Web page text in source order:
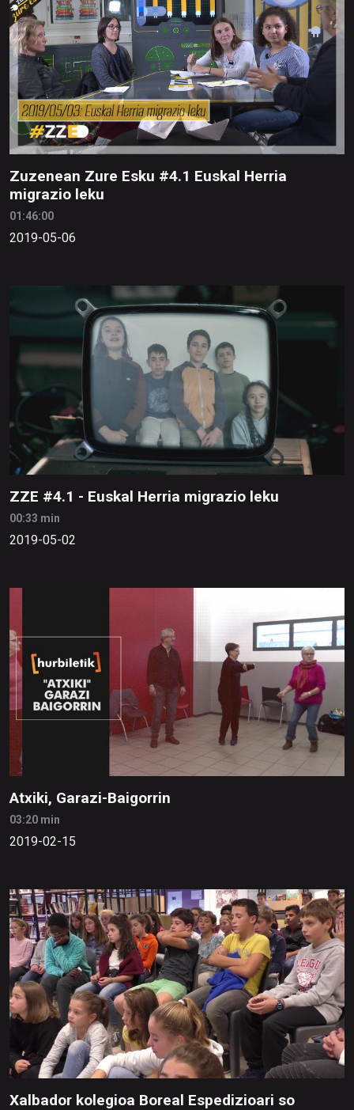
Zuzenean Zure Esku #4.1 Euskal Herria
migrazio leku
01:46:00
2019-05-06
ZZE #4.1 - Euskal Herria migrazio leku
00:33 min
2019-05-02
Atxiki, Garazi-Baigorrin
03:20 min
2019-02-15
Xalbador kolegioa Boreal Espedizioari so